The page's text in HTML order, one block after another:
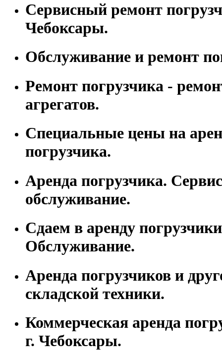
Сервисный ремонт
Чебоксары.
Обслуживание и ремонт
Ремонт погрузчика -
агрегатов.
Специальные цены на
погрузчика.
Аренда погрузчика.
обслуживание.
Сдаем в аренду
Обслуживание.
Аренда погрузчиков и
складской техники.
Коммерческая аренда
г. Чебоксары.